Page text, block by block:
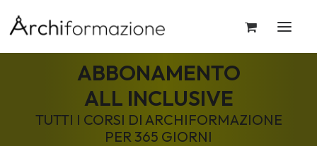
ABBONAMENTO
ALL INCLUSIVE
TUTTI I CORSI DI ARCHIFORMAZIONE
PER 365 GIORNI